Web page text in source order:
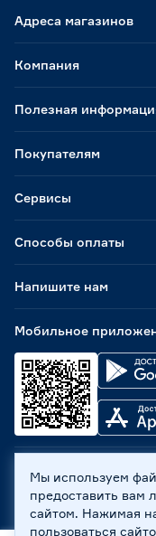
Адреса магазинов
Способы оплаты
Мобильное
Компания
Полезная
Покупателям
Сервисы
Напишите нам
ООО «Бауцентр
ул. А.Невского, 205.
Все права защищены
Мы используем
предоставить вам
сайтом. Нажимая
пользоваться